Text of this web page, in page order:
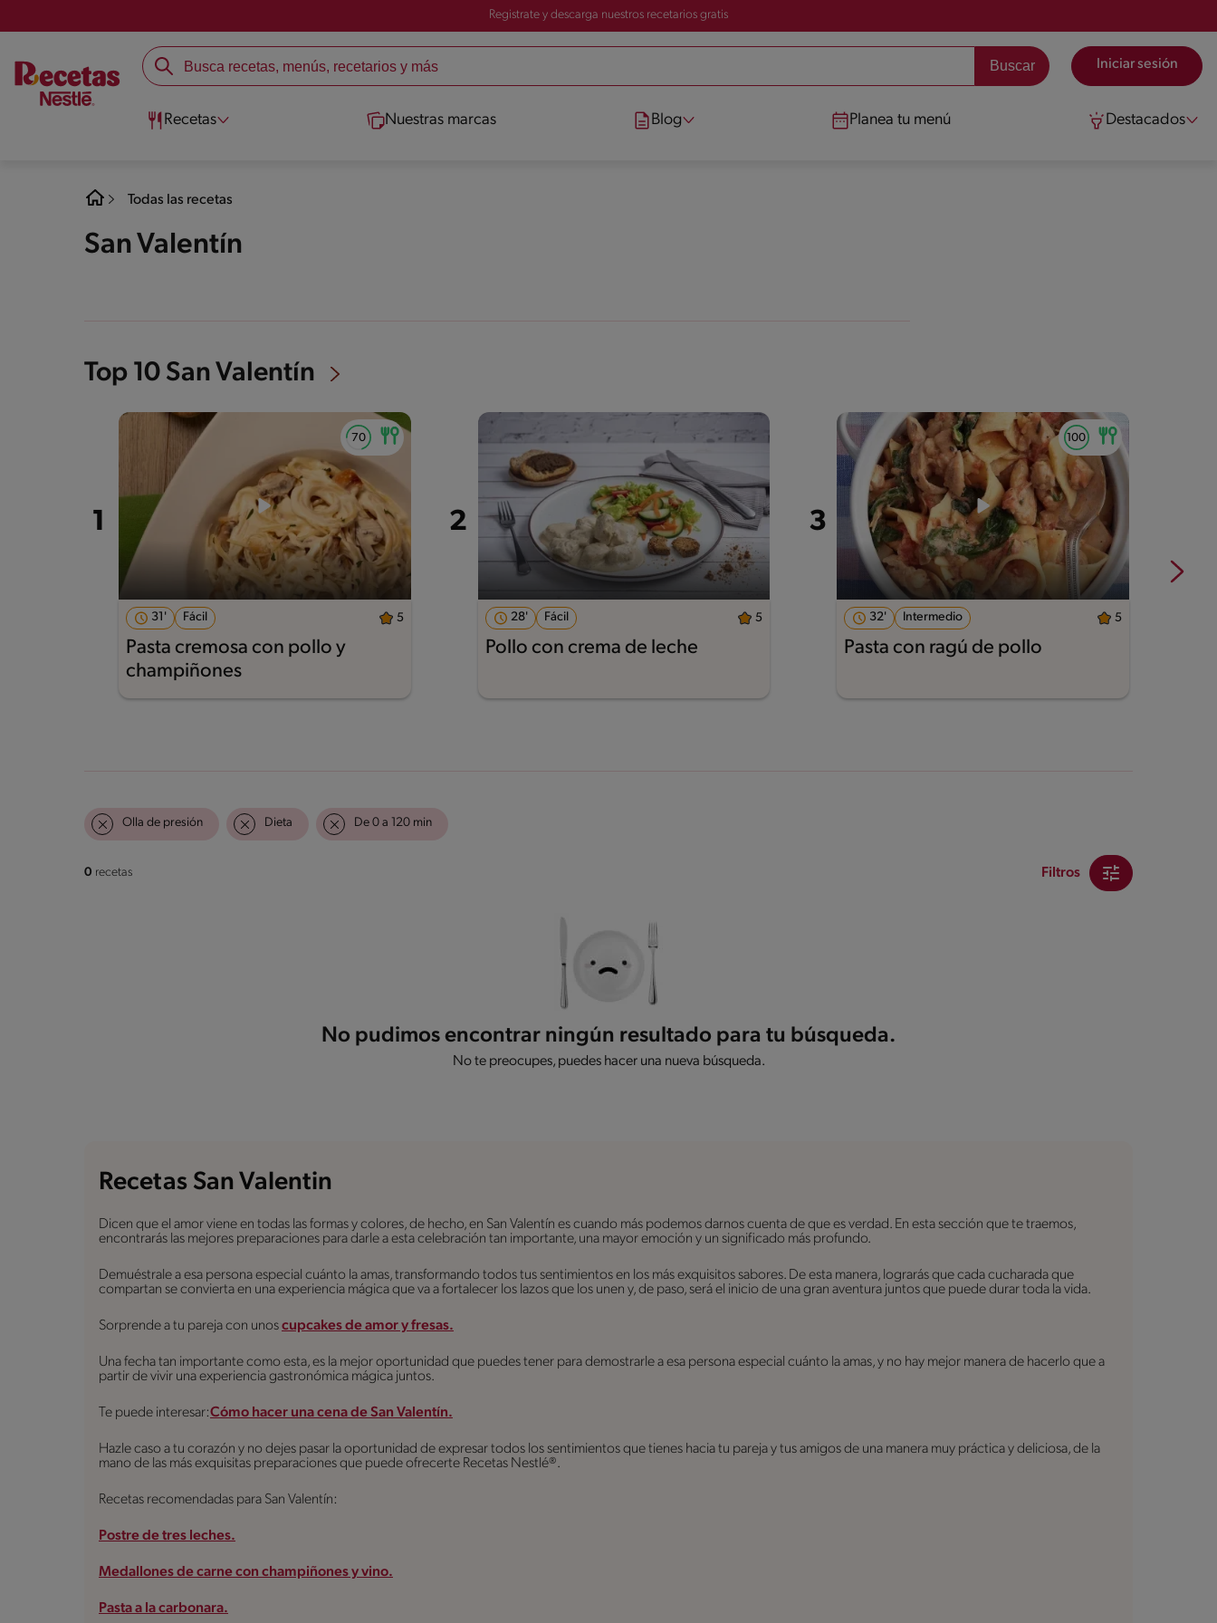
Registrate y descarga nuestros recetarios gratis
Iniciar sesión
Recetas Nuestras marcas Blog Planea tu menú Destacados
Todas las recetas
San Valentín
Top 10 San Valentín
31' Fácil 5
Pasta cremosa con pollo y
champiñones
28' Fácil 5
Pollo con crema de leche
32' Intermedio 5
Pasta con ragú de pollo
Olla de presión Dieta De 0 a 120 min
0 recetas Filtros
No pudimos encontrar ningún resultado para tu búsqueda.
No te preocupes, puedes hacer una nueva búsqueda.
Recetas San Valentin
Dicen que el amor viene en todas las formas y colores, de hecho, en San Valentín es cuando más podemos darnos cuenta de que es verdad. En esta sección que te traemos,
encontrarás las mejores preparaciones para darle a esta celebración tan importante, una mayor emoción y un significado más profundo.
Demuéstrale a esa persona especial cuánto la amas, transformando todos tus sentimientos en los más exquisitos sabores. De esta manera, lograrás que cada cucharada que
compartan se convierta en una experiencia mágica que va a fortalecer los lazos que los unen y, de paso, será el inicio de una gran aventura juntos que puede durar toda la vida.
Sorprende a tu pareja con unoscupcakes de amor y fresas.
Una fecha tan importante como esta, es la mejor oportunidad que puedes tener para demostrarle a esa persona especial cuánto la amas, y no hay mejor manera de hacerlo que a
partir de vivir una experiencia gastronómica mágica juntos.
Te puede interesar:Cómo hacer una cena de San Valentín.
Hazle caso a tu corazón y no dejes pasar la oportunidad de expresar todos los sentimientos que tienes hacia tu pareja y tus amigos de una manera muy práctica y deliciosa, de la
mano de las más exquisitas preparaciones que puede ofrecerte Recetas Nestlé®.
Recetas recomendadas para San Valentín:
Postre de tres leches.
Medallones de carne con champiñones y vino.
Pasta a la carbonara.